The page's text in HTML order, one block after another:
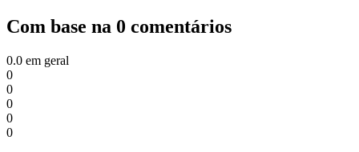
Com base na 0 comentários
0.0 em geral
0
0
0
0
0